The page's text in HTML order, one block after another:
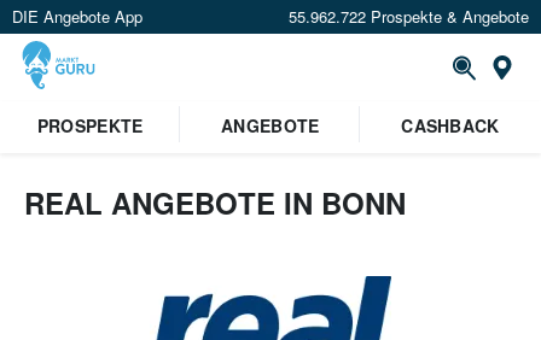
DIE Angebote App 55.962.722 Prospekte & Angebote
PROSPEKTE
ANGEBOTE CASHBACK
REAL ANGEBOTE IN BONN